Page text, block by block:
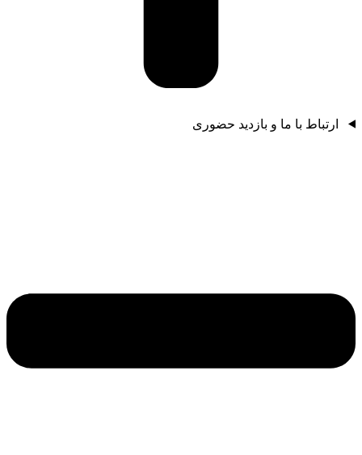
ارتباط با ما و بازدید حضوری